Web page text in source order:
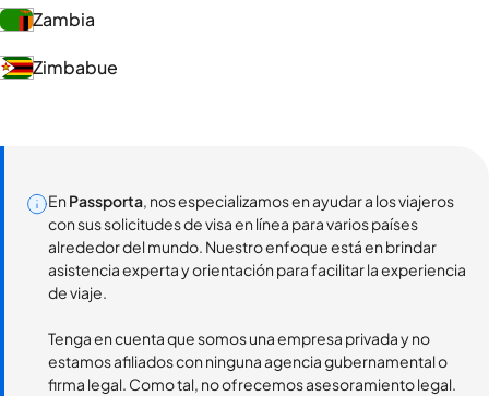
Zambia
Zimbabue
En Passporta, nos especializamos en ayudar a los viajeros
con sus solicitudes de visa en línea para varios países
alrededor del mundo. Nuestro enfoque está en brindar
asistencia experta y orientación para facilitar la experiencia
de viaje.
Tenga en cuenta que somos una empresa privada y no
estamos afiliados con ninguna agencia gubernamental o
firma legal. Como tal, no ofrecemos asesoramiento legal.